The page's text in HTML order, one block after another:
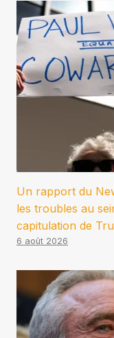
Un rapport du
les troubles au
capitulation de
6 août 2026